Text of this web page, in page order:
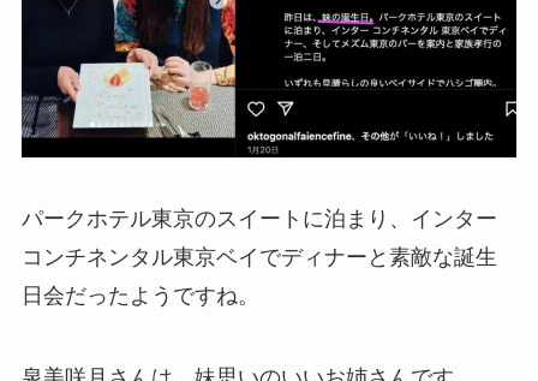
パークホテル東京のスイートに泊まり、インター
コンチネンタル東京ベイでディナーと素敵な誕生
日会だったようですね。